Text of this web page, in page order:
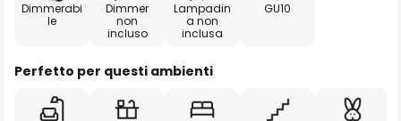
Dimmerabi
le
Dimmer
non
incluso
Lampadin
a non
inclusa
GU10
Perfetto per questi ambienti